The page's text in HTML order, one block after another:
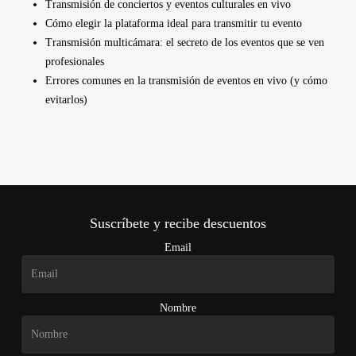
Transmisión de conciertos y eventos culturales en vivo
Cómo elegir la plataforma ideal para transmitir tu evento
Transmisión multicámara: el secreto de los eventos que se ven
profesionales
Errores comunes en la transmisión de eventos en vivo (y cómo
evitarlos)
Suscríbete y recibe descuentos
Email
Nombre